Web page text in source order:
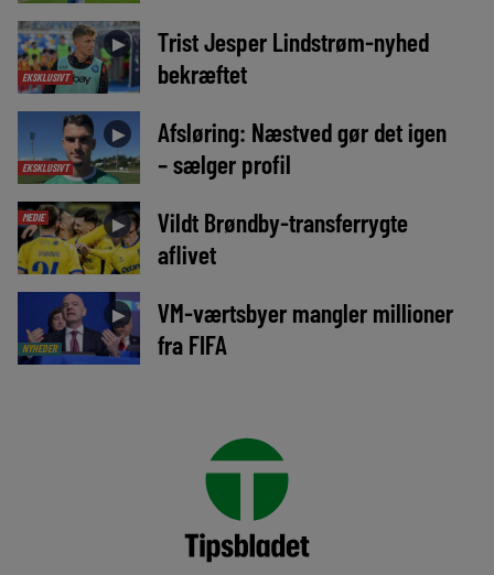
EKSKLUSIVT
►
Trist Jesper Lindstrøm-nyhed
bekræftet
EKSKLUSIVT
►
Afsløring: Næstved gør det igen
– sælger profil
MEDIE ►
Vildt Brøndby-transferrygte
aflivet
NYHEDER
►
VM-værtsbyer mangler millioner
fra FIFA